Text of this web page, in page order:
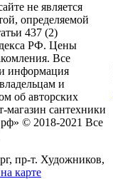
не является
определяемой
437 (2)
РФ. Цены
Все
информация
и
об авторских
магазин сантехники
© 2018-2021 Все
пр-т. Художников,
карте